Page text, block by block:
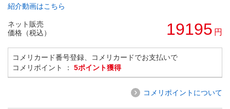
紹介動画はこちら
ネット販売
価格（税込）
19195 円
コメリカード番号登録、コメリカードでお支払いで
コメリポイント ： 5ポイント獲得
コメリポイントについて